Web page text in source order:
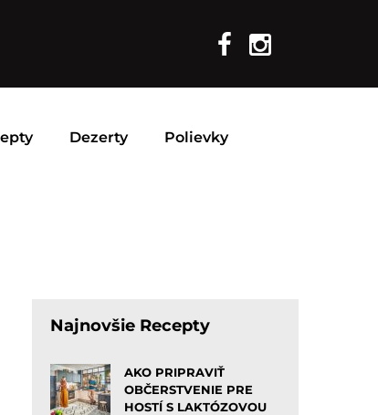
Dezerty Polievky
Najnovšie Recepty
AKO PRIPRAVIŤ
OBČERSTVENIE PRE
HOSTÍ S LAKTÓZOVOU